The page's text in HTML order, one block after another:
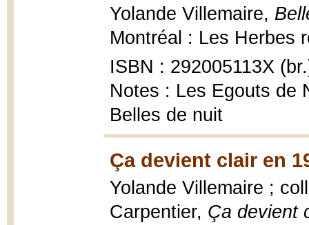
Yolande Villemaire,
Montréal : Les Herbes
ISBN : 292005113X
Notes : Les Egouts de
Belles de nuit
Ça devient clair en
Yolande Villemaire ;
Carpentier, Ça devient